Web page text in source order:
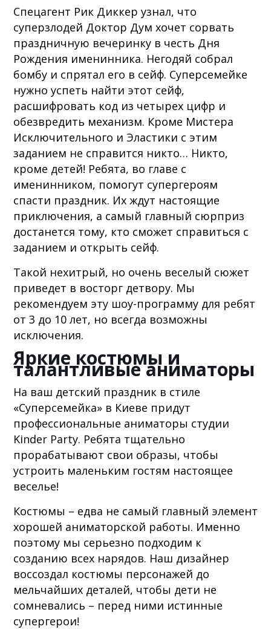
Спецагент Рик Диккер узнал, что
суперзлодей Доктор Дум хочет сорвать
праздничную вечеринку в честь Дня
Рождения именинника. Негодяй собрал
бомбу и спрятал его в сейф. Суперсемейке
нужно успеть найти этот сейф,
расшифровать код из четырех цифр и
обезвредить механизм. Кроме Мистера
Исключительного и Эластики с этим
заданием не справится никто… Никто,
кроме детей! Ребята, во главе с
именинником, помогут супергероям
спасти праздник. Их ждут настоящие
приключения, а самый главный сюрприз
достанется тому, кто сможет справиться с
заданием и открыть сейф.
Такой нехитрый, но очень веселый сюжет
приведет в восторг детвору. Мы
рекомендуем эту шоу-программу для ребят
от 3 до 10 лет, но всегда возможны
исключения.
Яркие костюмы и
талантливые аниматоры
На ваш детский праздник в стиле
«Суперсемейка» в Киеве придут
профессиональные аниматоры студии
Kinder Party. Ребята тщательно
прорабатывают свои образы, чтобы
устроить маленьким гостям настоящее
веселье!
Костюмы – едва не самый главный элемент
хорошей аниматорской работы. Именно
поэтому мы серьезно подходим к
созданию всех нарядов. Наш дизайнер
воссоздал костюмы персонажей до
мельчайших деталей, чтобы дети не
сомневались – перед ними истинные
супергерои!